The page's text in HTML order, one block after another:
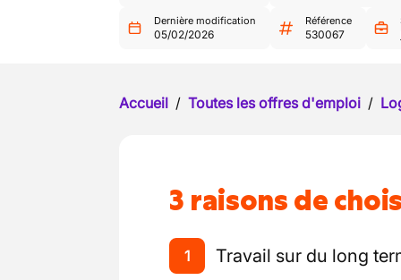
Dernière modification
05/02/2026
Référence
530067
Accueil / Toutes les offres d'emploi /
3 raisons de
1 Travail sur du long